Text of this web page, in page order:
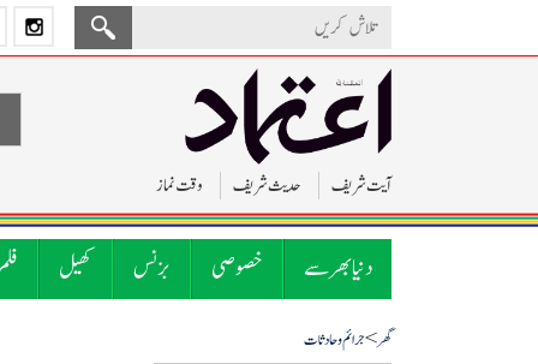
آیت شریف حدیث شریف وقت نماز
دنیا بھر سے خصوصی بزنس کھیل
گھر>جرائم و حادثات